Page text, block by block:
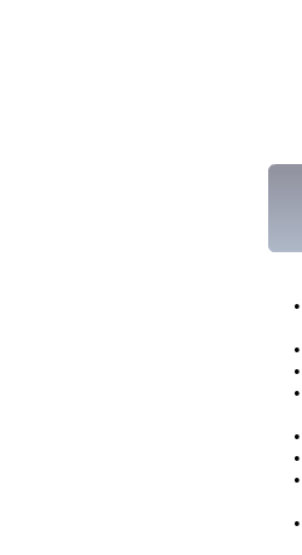
•
•
•
•
•
•
•
•